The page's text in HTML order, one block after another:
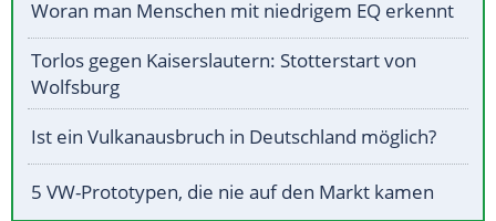
Woran man Menschen mit niedrigem EQ erkennt
Torlos gegen Kaiserslautern: Stotterstart von
Wolfsburg
Ist ein Vulkanausbruch in Deutschland möglich?
5 VW-Prototypen, die nie auf den Markt kamen